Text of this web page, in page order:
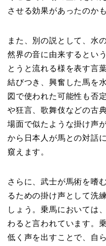
させる効果があったのか
また、別の説として、水
然界の音に由来するとい
とうと流れる様を表す言
結びつき、興奮した馬を
図で使われた可能性も否
や狂言、歌舞伎などの古
場面で似たような掛け声
から日本人が馬との対話
窺えます。
さらに、武士が馬術を嗜
るための掛け声として洗
しょう。乗馬においては
わると言われています。
低く声を出すことで、自